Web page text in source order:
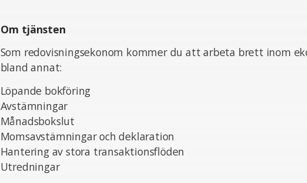
Om tjänsten
Som redovisningsekonom kommer du att arbeta brett inom
bland annat:
Löpande bokföring
Avstämningar
Månadsbokslut
Momsavstämningar och deklaration
Hantering av stora transaktionsflöden
Utredningar